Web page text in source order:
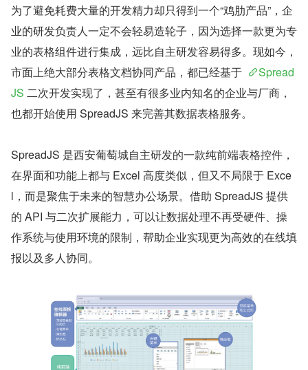
为了避免耗费大量的开发精力却只得到一个“鸡肋产品”，企
业的研发负责人一定不会轻易造轮子，因为选择一款更为专
业的表格组件进行集成，远比自主研发容易得多。现如今，
市面上绝大部分表格文档协同产品，都已经基于
Spread
JS 二次开发实现了，甚至有很多业内知名的企业与厂商，
也都开始使用 SpreadJS 来完善其数据表格服务。
SpreadJS 是西安葡萄城自主研发的一款纯前端表格控件，
在界面和功能上都与 Excel 高度类似，但又不局限于 Exce
l，而是聚焦于未来的智慧办公场景。借助 SpreadJS 提供
的 API 与二次扩展能力，可以让数据处理不再受硬件、操
作系统与使用环境的限制，帮助企业实现更为高效的在线填
报以及多人协同。